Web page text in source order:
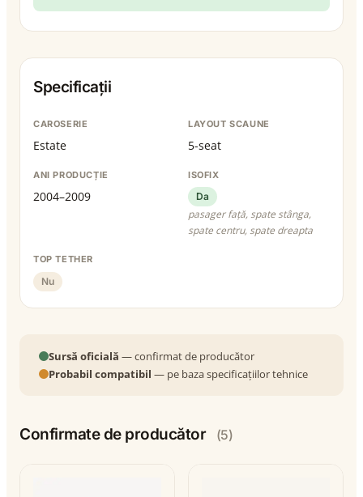
Specificații
CAROSERIE
Estate
LAYOUT SCAUNE
5-seat
ANI PRODUCȚIE
2004–2009
ISOFIX
Da
pasager față, spate stânga,
spate centru, spate dreapta
TOP TETHER
Nu
Sursă oficială — confirmat de producător
Probabil compatibil — pe baza specificațiilor tehnice
Confirmate de producător (5)